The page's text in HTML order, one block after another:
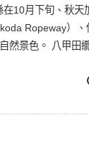
10月下旬、秋天
Ropeway）、
然景色。 八甲田